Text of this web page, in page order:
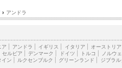
› アンドラ
ア アンドラ イギリス イタリア オーストリア
セルビア デンマーク ドイツ トルコ
ノルウ
イン ルクセンブルク グリーンランド ジブラル